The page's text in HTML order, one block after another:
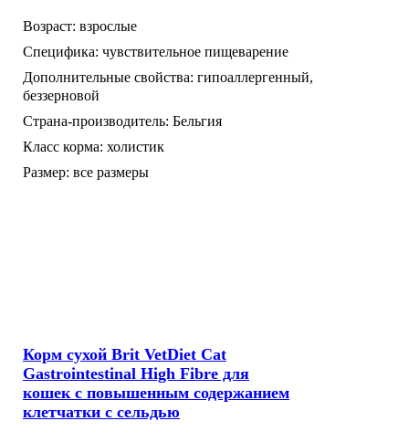
Возраст: взрослые
Специфика: чувствительное пищеварение
Дополнительные свойства: гипоаллергенный,
беззерновой
Страна-производитель: Бельгия
Класс корма: холистик
Размер: все размеры
Корм сухой Brit VetDiet Cat
Gastrointestinal High Fibre для
кошек с повышенным содержанием
клетчатки с сельдью